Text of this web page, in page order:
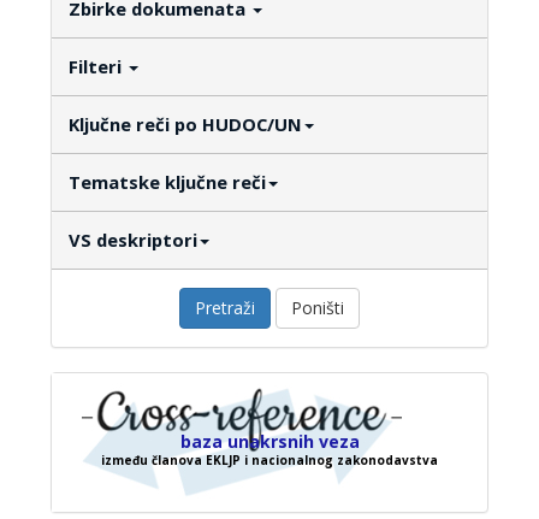
Zbirke dokumenata
Filteri
Ključne reči po HUDOC/UN
Tematske ključne reči
VS deskriptori
Pretraži Poništi
baza unakrsnih veza
između članova EKLJP i nacionalnog zakonodavstva